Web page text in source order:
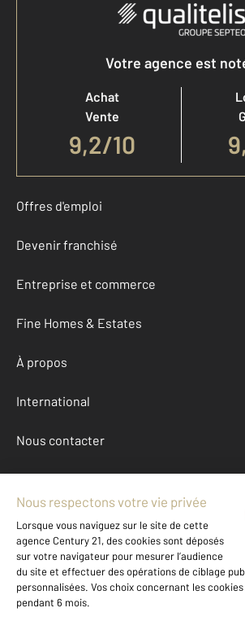
Votre agence est
Achat
Vente
9,2/10
Offres d'emploi
Devenir franchisé
Entreprise et commerce
Fine Homes & Estates
À propos
International
Nous contacter
Mentions légales & CGU et
Données personnelles
Gestionnaire des